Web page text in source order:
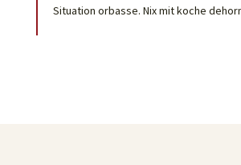
Situation orbasse. Nix mit koche